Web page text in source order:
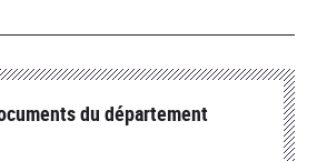
du département